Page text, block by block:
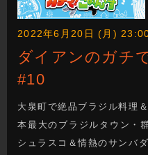
2022年6月20日 (月)
ダイアンのガチ
#10
大泉町で絶品ブラジル料理
本最大のブラジルタウン・
シュラスコ＆情熱のサンバ